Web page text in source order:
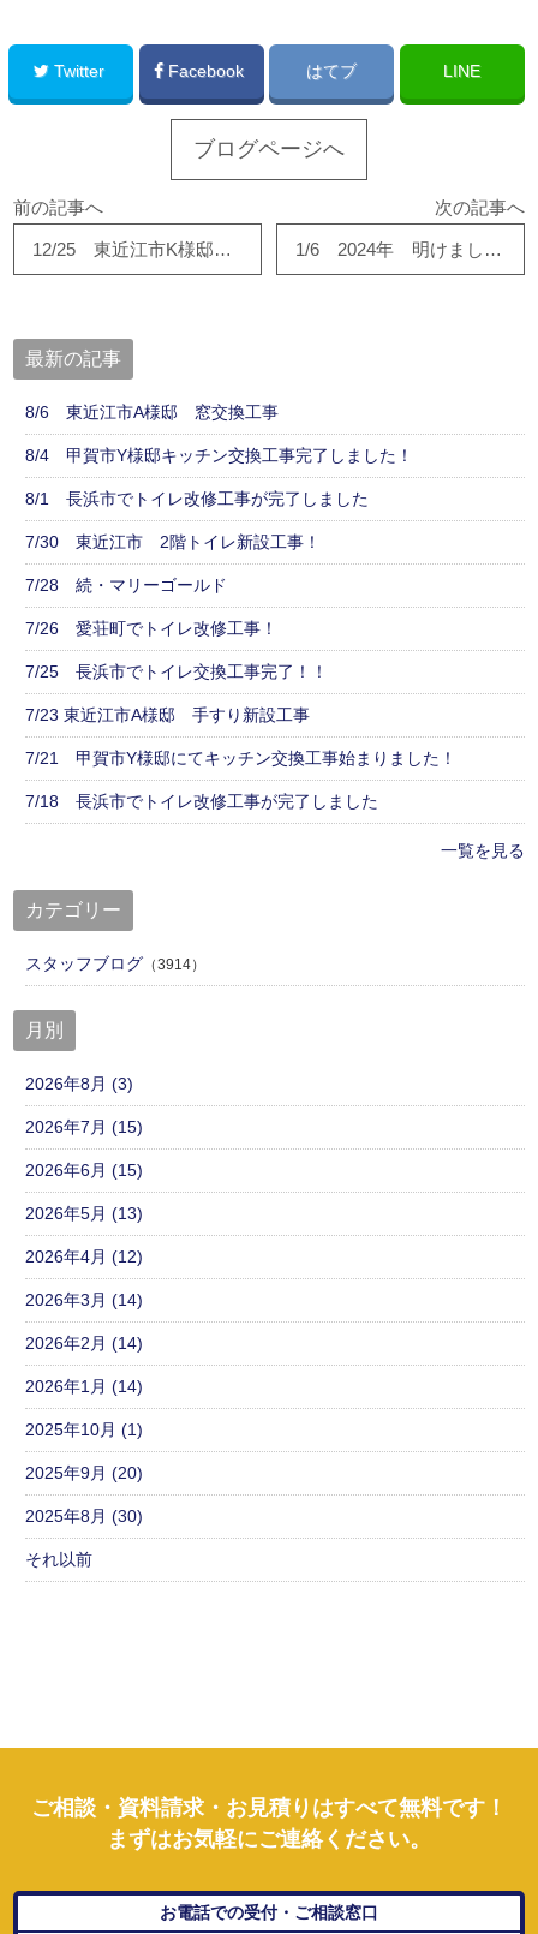
Twitter Facebook はてブ LINE
ブログページへ
前の記事へ
12/25 東近江市K様邸浴室リフォーム完成しました！
次の記事へ
1/6 2024年 明けましておめでとうございます！！
最新の記事
8/6 東近江市A様邸 窓交換工事
8/4 甲賀市Y様邸キッチン交換工事完了しました！
8/1 長浜市でトイレ改修工事が完了しました
7/30 東近江市 2階トイレ新設工事！
7/28 続・マリーゴールド
7/26 愛荘町でトイレ改修工事！
7/25 長浜市でトイレ交換工事完了！！
7/23 東近江市A様邸 手すり新設工事
7/21 甲賀市Y様邸にてキッチン交換工事始まりました！
7/18 長浜市でトイレ改修工事が完了しました
一覧を見る
カテゴリー
スタッフブログ （3914）
月別
2026年8月 (3)
2026年7月 (15)
2026年6月 (15)
2026年5月 (13)
2026年4月 (12)
2026年3月 (14)
2026年2月 (14)
2026年1月 (14)
2025年10月 (1)
2025年9月 (20)
2025年8月 (30)
それ以前
ご相談・資料請求・お見積りはすべて無料です！
まずはお気軽にご連絡ください。
お電話での受付・ご相談窓口